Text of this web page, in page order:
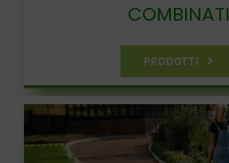
COMBINATI
PRODOTTI